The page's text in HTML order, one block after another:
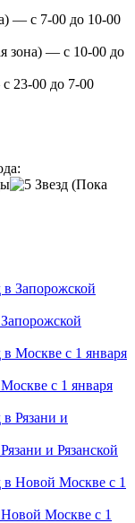
— с 7-00 до 10-00
зона) — с 10-00 до
23-00 до 7-00
(Пока
с 1 января
и Рязанской
Москве с 1